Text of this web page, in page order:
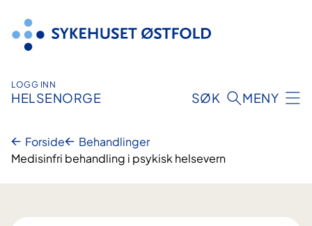
innhold
LOGG INN
HELSENORGE SØK MENY
Forside
Behandlinger
Medisinfri behandling i psykisk helsevern